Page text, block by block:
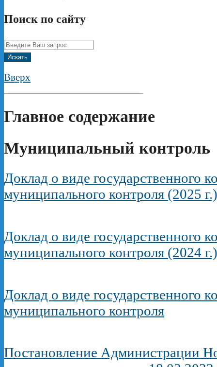
Поиск по сайту
Искать
Вверх
Главное содержание
Муниципальный контроль
Доклад о виде государственного
муниципального контроля (2025 г.)
Доклад о виде государственного
муниципального контроля (2024 г.)
Доклад о виде государственного
муниципального контроля
Постановление Администрации